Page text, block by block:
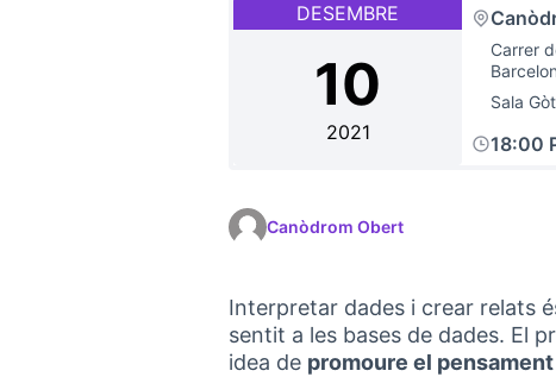
DESEMBRE
10
2021
Carrer
Sala
18:00
Canòdrom Obert
Interpretar dades i crear relats
sentit a les bases de dades. El
idea de promoure el